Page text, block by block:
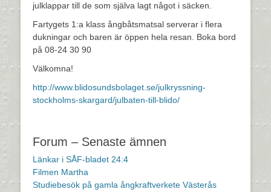
julklappar till de som själva lagt något i säcken.
Fartygets 1:a klass ångbåtsmatsal serverar i flera
dukningar och baren är öppen hela resan. Boka bord
på 08-24 30 90
Välkomna!
http://www.blidosundsbolaget.se/julkryssning-
stockholms-skargard/julbaten-till-blido/
Forum – Senaste ämnen
Länkar i SÅF-bladet 24:4
Filmen Martha
Studiebesök på gamla ångkraftverkete Västerås